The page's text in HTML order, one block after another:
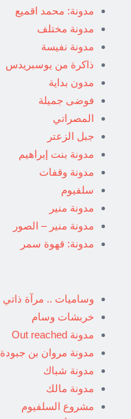
مدونة: محمد اقميع
مدونة مختلف
مدونة نفيسة
ذاكرة من يوسبريدس
مدون بداية
فوضى جميلة
المصراتي
جبل الزعتر
مدونة بنت إبراهيم
مدونة وقفات
سلفيوم
مدونة منير
مدونة منير – الصور
مدونة: قهوة سمر
وساميات .. مرآة ذاتي
خربشات وسام
مدونة Out reached
مدونة مروان بن جبودة
مدونة شباك
مدونة مالك
مشروع السلفيوم